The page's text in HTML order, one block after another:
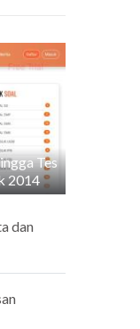
Tes
2014
dan